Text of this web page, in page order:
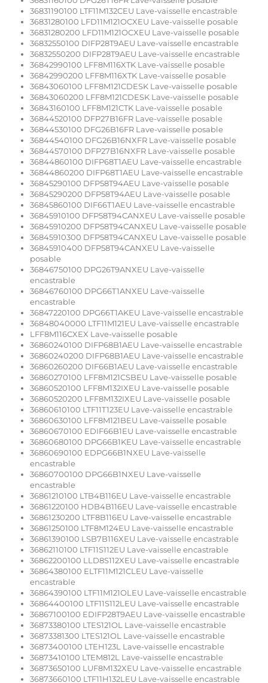
36831190100 LTF11M132CEU Lave-vaisselle encastrable
36831280100 LFD11M121OCXEU Lave-vaisselle posable
36831280200 LFD11M121OCXEU Lave-vaisselle posable
36832550100 DIFP28T9AEU Lave-vaisselle encastrable
36832550200 DIFP28T9AEU Lave-vaisselle encastrable
36842990100 LFF8M116XTK Lave-vaisselle posable
36842990200 LFF8M116XTK Lave-vaisselle posable
36843060100 LFF8M121CDESK Lave-vaisselle posable
36843060200 LFF8M121CDESK Lave-vaisselle posable
36843160100 LFF8M121CTK Lave-vaisselle posable
36844520100 DFP27B16FR Lave-vaisselle posable
36844530100 DFG26B16FR Lave-vaisselle posable
36844540100 DFG26B16NXFR Lave-vaisselle posable
36844570100 DFP27B16NXFR Lave-vaisselle posable
36844860100 DIFP68T1AEU Lave-vaisselle encastrable
36844860200 DIFP68T1AEU Lave-vaisselle encastrable
36845290100 DFP58T94AEU Lave-vaisselle posable
36845290200 DFP58T94AEU Lave-vaisselle posable
36845860100 DIF66T1AEU Lave-vaisselle encastrable
36845910100 DFP58T94CANXEU Lave-vaisselle posable
36845910200 DFP58T94CANXEU Lave-vaisselle posable
36845910300 DFP58T94CANXEU Lave-vaisselle posable
36845910400 DFP58T94CANXEU Lave-vaisselle
posable
36846750100 DPG26T9ANXEU Lave-vaisselle
encastrable
36846760100 DPG66T1ANXEU Lave-vaisselle
encastrable
36847220100 DPG66T1AKEU Lave-vaisselle encastrable
36848040000 LTF11M121EU Lave-vaisselle encastrable
LFF8M116CXEX Lave-vaisselle posable
36860240100 DIFP68B1AEU Lave-vaisselle encastrable
36860240200 DIFP68B1AEU Lave-vaisselle encastrable
36860260200 DIF66B1AEU Lave-vaisselle encastrable
36860270100 LFF8M121CSBEU Lave-vaisselle posable
36860520100 LFF8M132IXEU Lave-vaisselle posable
36860520200 LFF8M132IXEU Lave-vaisselle posable
36860610100 LTF11T123EU Lave-vaisselle encastrable
36860630100 LFF8M121BEU Lave-vaisselle posable
36860670100 EDIF66B1EU Lave-vaisselle encastrable
36860680100 DPG66B1KEU Lave-vaisselle encastrable
36860690100 EDPG66B1NXEU Lave-vaisselle
encastrable
36860700100 DPG66B1NXEU Lave-vaisselle
encastrable
36861210100 LTB4B116EU Lave-vaisselle encastrable
36861220100 HDB4B116EU Lave-vaisselle encastrable
36861230200 LTF8B116EU Lave-vaisselle encastrable
36861250100 LTF8M124EU Lave-vaisselle encastrable
36861390100 LSB7B116XEU Lave-vaisselle encastrable
36862110100 LTF11S112EU Lave-vaisselle encastrable
36862200100 LLD8S112XEU Lave-vaisselle encastrable
36864380100 ELTF11M121CLEU Lave-vaisselle
encastrable
36864390100 LTF11M121OLEU Lave-vaisselle encastrable
36864400100 LTF11S112LEU Lave-vaisselle encastrable
36867100100 EDIFP28T9AEU Lave-vaisselle encastrable
36873380100 LTES121OL Lave-vaisselle encastrable
36873381300 LTES121OL Lave-vaisselle encastrable
36873400100 LTEH123L Lave-vaisselle encastrable
36873410100 LTEM812L Lave-vaisselle encastrable
36873650100 LUF8M132XEU Lave-vaisselle encastrable
36873660100 LTF11H132LEU Lave-vaisselle encastrable